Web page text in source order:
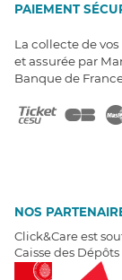
PAIEMENT
La collecte de
et assurée par
Banque de
NOS
Click&Care est
Caisse des Dépôts